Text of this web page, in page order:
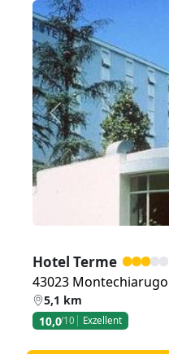
Zurück
Hotel Terme
43023
5,1 km
10,0/10 Exzellent